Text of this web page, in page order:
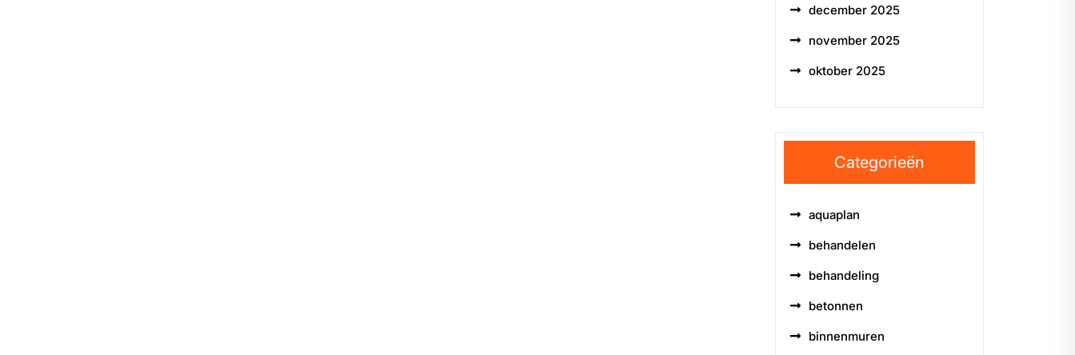
december 2025
november 2025
oktober 2025
Categorieën
aquaplan
behandelen
behandeling
betonnen
binnenmuren